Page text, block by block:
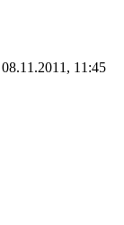
08.11.2011, 11:45